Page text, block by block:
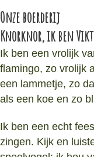
Onze boerderij
Knorknor, ik ben
Ik ben een vrolijk
flamingo, zo vrolijk
een lammetje, zo
als een koe en zo
Ik ben een echt
zingen. Kijk en